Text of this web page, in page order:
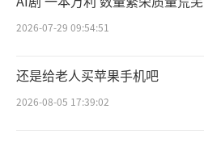
2026-07-29 09:54:51
还是给老人买苹果手机吧
2026-08-05 17:39:02